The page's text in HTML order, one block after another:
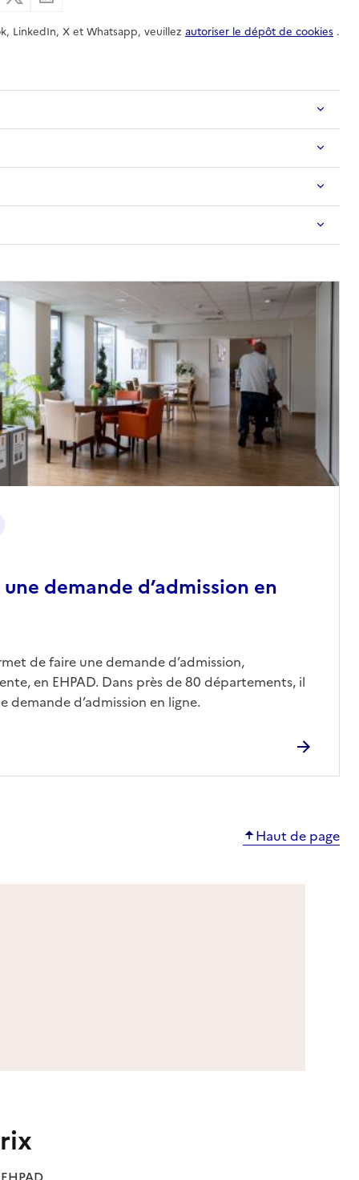
LinkedIn, X et Whatsapp, veuillez autoriser le dépôt de cookies .
demande d’admission en
de faire une demande d’admission,
en EHPAD. Dans près de 80 départements, il
demande d’admission en ligne.
Haut de page